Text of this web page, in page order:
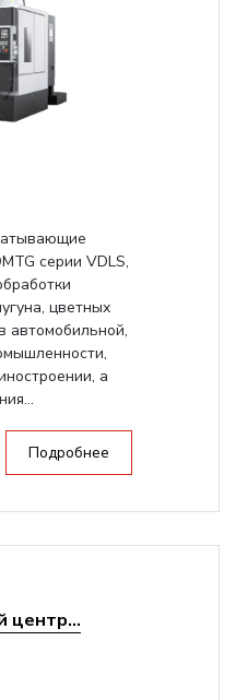
серии VDLS,
цветных
автомобильной,
а
Подробнее
центр...